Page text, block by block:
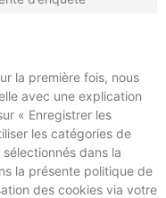
la première fois, nous
avec une explication
« Enregistrer les
les catégories de
dans la
la présente politique de
des cookies via votre